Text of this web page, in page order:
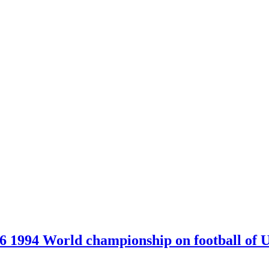
1994 World championship on football of